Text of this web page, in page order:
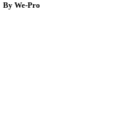
By We-Pro